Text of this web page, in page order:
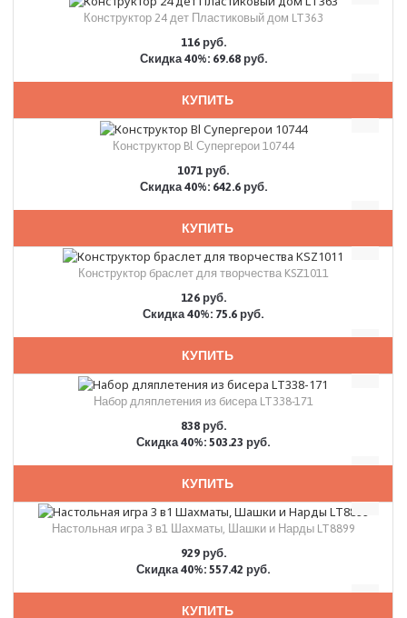
Конструктор 24 дет Пластиковый дом LT363
116 руб.
Скидка 40%: 69.68 руб.
КУПИТЬ
Конструктор Bl Супергерои 10744
1071 руб.
Скидка 40%: 642.6 руб.
КУПИТЬ
Конструктор браслет для творчества KSZ1011
126 руб.
Скидка 40%: 75.6 руб.
КУПИТЬ
Набор дляплетения из бисера LT338-171
838 руб.
Скидка 40%: 503.23 руб.
КУПИТЬ
Настольная игра 3 в1 Шахматы, Шашки и Нарды LT8899
929 руб.
Скидка 40%: 557.42 руб.
КУПИТЬ